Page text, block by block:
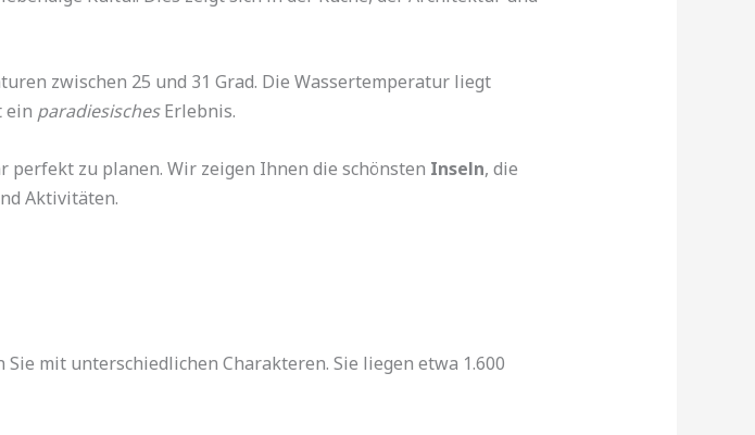
zwischen 25 und 31 Grad. Die Wassertemperatur liegt
ein paradiesischesErlebnis.
zu planen. Wir zeigen Ihnen die schönsten Inseln, die
Aktivitäten.
mit unterschiedlichen Charakteren. Sie liegen etwa 1.600